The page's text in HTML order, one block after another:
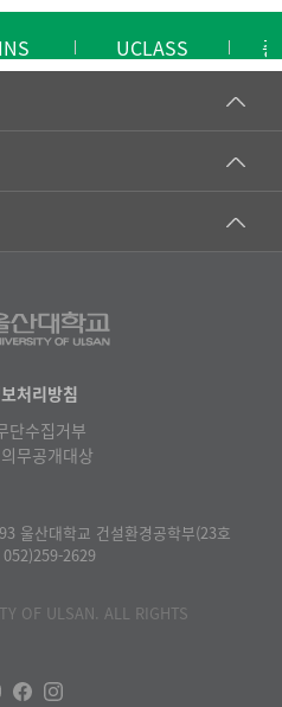
UCLASS
재교육연구단
사업단
처리방침
단수집거부
무공개대상
울산대학교 건설환경공학부(23호
2629
OF ULSAN. ALL RIGHTS